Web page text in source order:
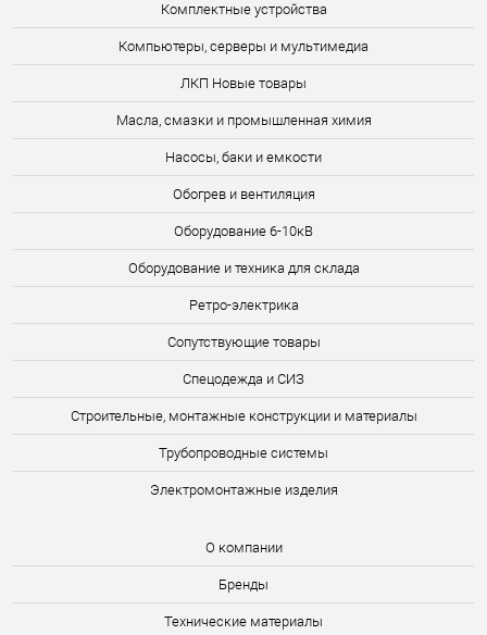
Комплектные устройства
Компьютеры, серверы и мультимедиа
ЛКП Новые товары
Масла, смазки и промышленная химия
Насосы, баки и емкости
Обогрев и вентиляция
Оборудование 6-10кВ
Оборудование и техника для склада
Ретро-электрика
Сопутствующие товары
Спецодежда и СИЗ
Строительные, монтажные конструкции и материалы
Трубопроводные системы
Электромонтажные изделия
О компании
Бренды
Технические материалы